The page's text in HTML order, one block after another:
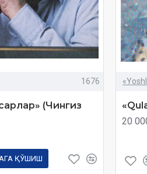
1676
(Чингиз
ҚЎШИШ
20